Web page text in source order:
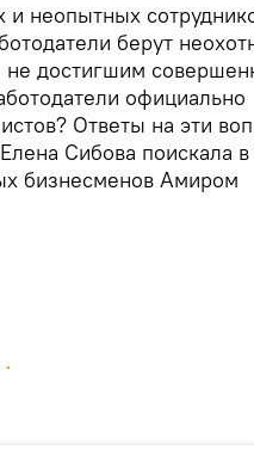
неопытных
берут
достигшим
официально
Ответы на эти
Сибова поискала
бизнесменов Амиром